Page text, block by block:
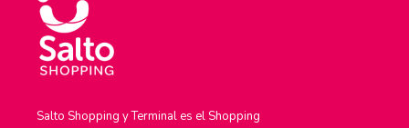
Salto Shopping y Terminal es el Shopping